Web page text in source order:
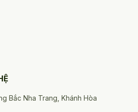
Bắc Nha Trang, Khánh Hòa